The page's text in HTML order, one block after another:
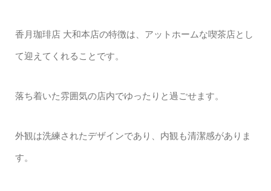
香月珈琲店 大和本店の特徴は、アットホームな喫茶店とし
て迎えてくれることです。
落ち着いた雰囲気の店内でゆったりと過ごせます。
外観は洗練されたデザインであり、内観も清潔感がありま
す。